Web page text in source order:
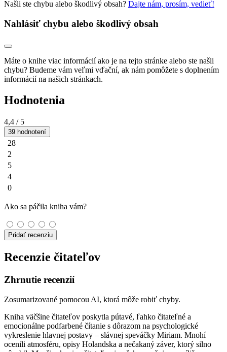
Našli ste chybu alebo škodlivý obsah? Dajte nám, prosím, vedieť!
Nahlásiť chybu alebo škodlivý obsah
Máte o knihe viac informácií ako je na tejto stránke alebo ste našli
chybu? Budeme vám veľmi vďační, ak nám pomôžete s doplnením
informácií na našich stránkach.
Hodnotenia
4,4 / 5
39 hodnotení
28
2
5
4
0
Ako sa páčila kniha vám?
Pridať recenziu
Recenzie čitateľov
Zhrnutie recenzií
Zosumarizované pomocou AI, ktorá môže robiť chyby.
Kniha väčšine čitateľov poskytla pútavé, ľahko čitateľné a
emocionálne podfarbené čítanie s dôrazom na psychologické
vykreslenie hlavnej postavy – slávnej speváčky Miriam. Mnohí
ocenili atmosféru, opisy Holandska a nečakaný záver, ktorý silno